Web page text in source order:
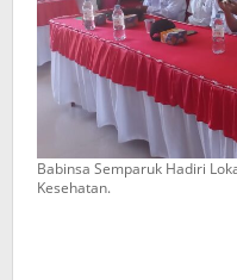
Babinsa Semparuk Hadiri
Kesehatan.